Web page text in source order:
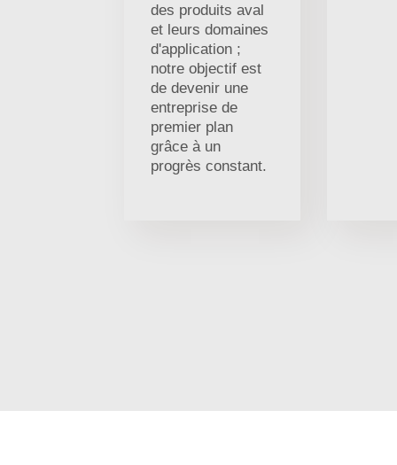
des produits aval
et leurs domaines
d'application ;
notre objectif est
de devenir une
entreprise de
premier plan
grâce à un
progrès constant.